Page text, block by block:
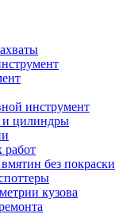
инструмент
и цилиндры
работ
без покраски
кузова